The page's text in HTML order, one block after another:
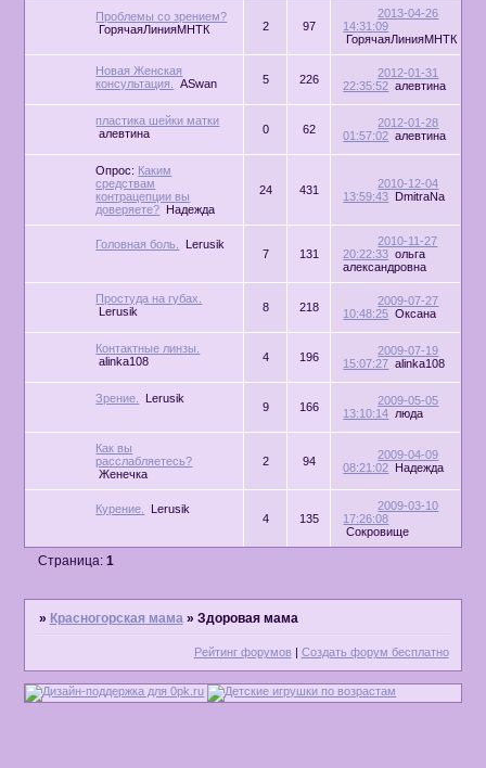
Проблемы со зрением?
ГорячаяЛинияМНТК
2 97
2013-04-26
14:31:09
ГорячаяЛинияМНТК
Новая Женская
консультация.
ASwan 5 226
2012-01-31
22:35:52 алевтина
пластика шейки матки
алевтина
0 62
2012-01-28
01:57:02 алевтина
Опрос: Каким
средствам
контрацепции вы
доверяете?
Надежда
24 431
2010-12-04
13:59:43
DmitraNa
Головная боль. Lerusik
7 131
2010-11-27
20:22:33 ольга
александровна
Простуда на губах.
Lerusik
8 218
2009-07-27
10:48:25 Оксана
Контактные линзы.
alinka108
4 196
2009-07-19
15:07:27 alinka108
Зрение. Lerusik
9 166
2009-05-05
13:10:14 люда
Как вы
расслабляетесь?
Женечка
2 94
2009-04-09
08:21:02
Надежда
Курение. Lerusik
4 135
2009-03-10
17:26:08
Сокровище
Страница: 1
» Красногорская мама » Здоровая мама
Рейтинг форумов| Создать форум бесплатно